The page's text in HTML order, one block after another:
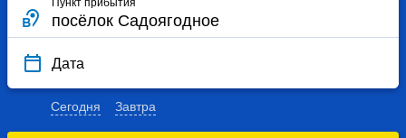
Пункт прибытия
Дата
Сегодня Завтра